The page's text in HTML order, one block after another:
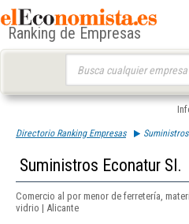
Ranking de Empresas
Directorio Ranking Empresas
Suministros Econatur Sl.
Comercio al por menor de ferretería,
vidrio | Alicante